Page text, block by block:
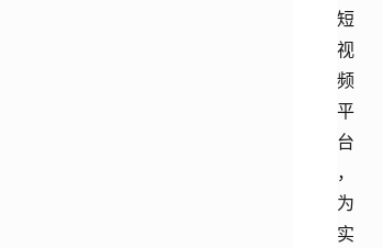
短
视
频
平
台
，
为
实